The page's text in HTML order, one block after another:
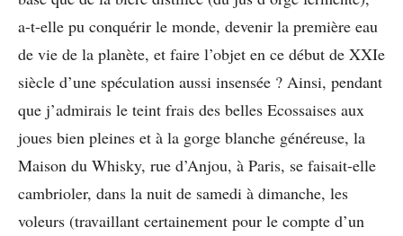
a-t-elle pu conquérir le monde, devenir la première eau
de vie de la planète, et faire l’objet en ce début de XXIe
siècle d’une spéculation aussi insensée ? Ainsi, pendant
que j’admirais le teint frais des belles Ecossaises aux
joues bien pleines et à la gorge blanche généreuse, la
Maison du Whisky, rue d’Anjou, à Paris, se faisait-elle
cambrioler, dans la nuit de samedi à dimanche, les
voleurs (travaillant certainement pour le compte d’un